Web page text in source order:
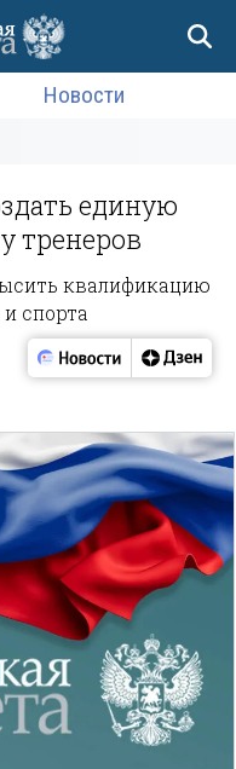
Новости
единую
тренеров
квалификацию
спорта